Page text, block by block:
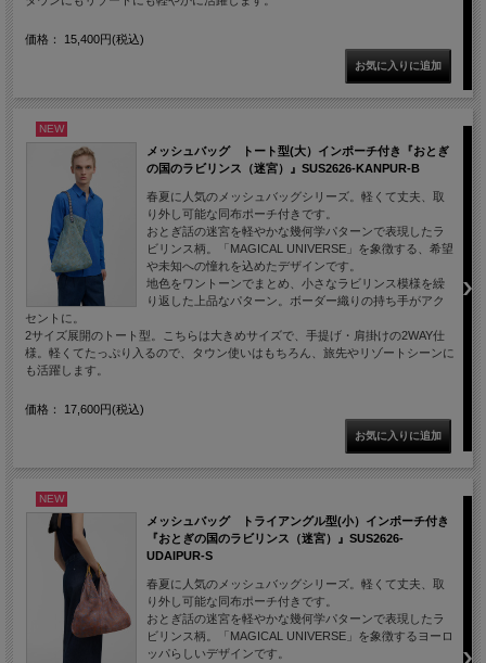
価格： 15,400円(税込)
NEW
メッシュバッグ トート型(大）インポーチ付き『おとぎ
の国のラビリンス（迷宮）』SUS2626-KANPUR-B
春夏に人気のメッシュバッグシリーズ。軽くて丈夫、取
り外し可能な同布ポーチ付きです。
おとぎ話の迷宮を軽やかな幾何学パターンで表現したラ
ビリンス柄。「MAGICAL UNIVERSE」を象徴する、希望
や未知への憧れを込めたデザインです。
地色をワントーンでまとめ、小さなラビリンス模様を繰
り返した上品なパターン。ボーダー織りの持ち手がアク
セントに。
2サイズ展開のトート型。こちらは大きめサイズで、手提げ・肩掛けの2WAY仕
様。軽くてたっぷり入るので、タウン使いはもちろん、旅先やリゾートシーンに
も活躍します。
価格： 17,600円(税込)
NEW
メッシュバッグ トライアングル型(小）インポーチ付き
『おとぎの国のラビリンス（迷宮）』SUS2626-
UDAIPUR-S
春夏に人気のメッシュバッグシリーズ。軽くて丈夫、取
り外し可能な同布ポーチ付きです。
おとぎ話の迷宮を軽やかな幾何学パターンで表現したラ
ビリンス柄。「MAGICAL UNIVERSE」を象徴するヨーロ
ッパらしいデザインです。